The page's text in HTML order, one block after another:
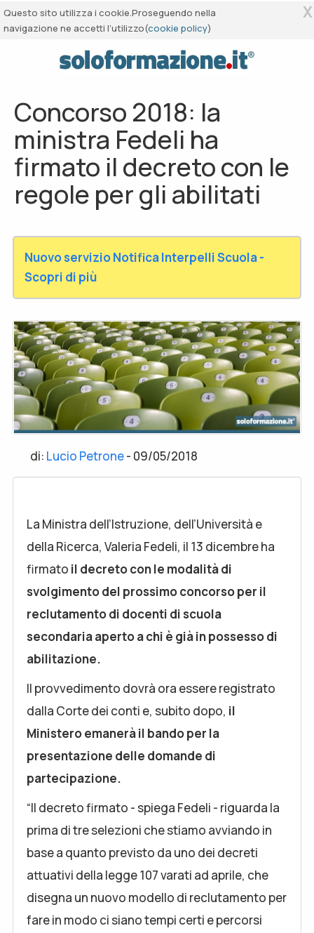
Questo sito utilizza i cookie.Proseguendo nella
navigazione ne accetti l’utilizzo(cookie policy)
X
Concorso 2018: la
ministra Fedeli ha
firmato il decreto con le
regole per gli abilitati
Nuovo servizio Notifica Interpelli Scuola -
Scopri di più
di: Lucio Petrone- 09/05/2018
La Ministra dell’Istruzione, dell’Università e
della Ricerca, Valeria Fedeli, il 13 dicembre ha
firmato il decreto con le modalità di
svolgimento del prossimo concorso per il
reclutamento di docenti di scuola
secondaria aperto a chi è già in possesso di
abilitazione.
Il provvedimento dovrà ora essere registrato
dalla Corte dei conti e, subito dopo, il
Ministero emanerà il bando per la
presentazione delle domande di
partecipazione.
“Il decreto firmato - spiega Fedeli - riguarda la
prima di tre selezioni che stiamo avviando in
base a quanto previsto da uno dei decreti
attuativi della legge 107 varati ad aprile, che
disegna un nuovo modello di reclutamento per
fare in modo ci siano tempi certi e percorsi